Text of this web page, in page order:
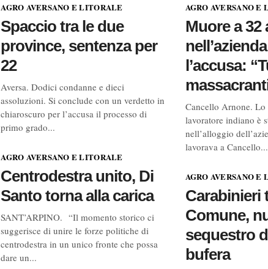
AGRO AVERSANO E LITORALE
Spaccio tra le due
province, sentenza per
22
Aversa. Dodici condanne e dieci
assoluzioni. Si conclude con un verdetto in
chiaroscuro per l’accusa il processo di
primo grado...
AGRO AVERSANO E LITORALE
Centrodestra unito, Di
Santo torna alla carica
SANT’ARPINO. “Il momento storico ci
suggerisce di unire le forze politiche di
centrodestra in un unico fronte che possa
dare un...
AGRO AVERSANO E
Muore a 32
l’accusa:
Cancello Arnone. Lo
lavoratore indiano è
nell’alloggio
lavorava a Cancello...
AGRO AVERSANO E
Carabinieri
Comune,
sequestro
bufera